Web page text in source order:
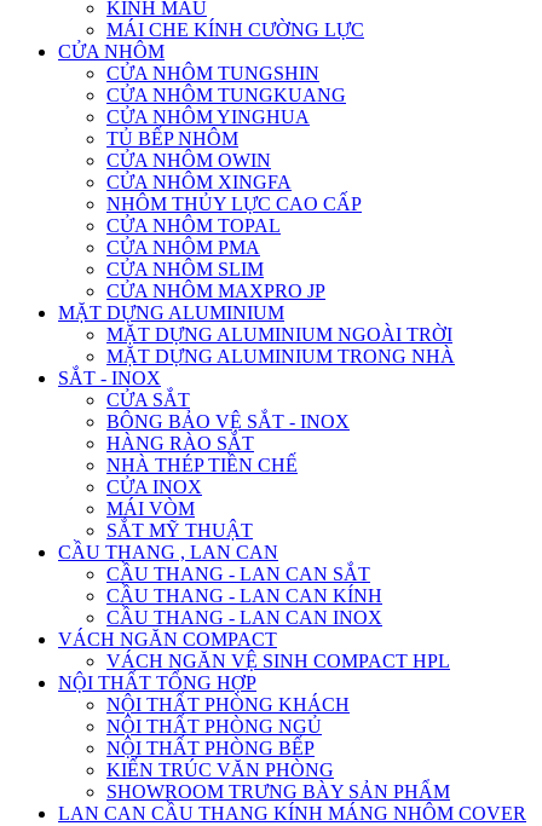
KÍNH MÀU
MÁI CHE KÍNH CƯỜNG LỰC
CỬA NHÔM
CỬA NHÔM TUNGSHIN
CỬA NHÔM TUNGKUANG
CỬA NHÔM YINGHUA
TỦ BẾP NHÔM
CỬA NHÔM OWIN
CỬA NHÔM XINGFA
NHÔM THỦY LỰC CAO CẤP
CỬA NHÔM TOPAL
CỬA NHÔM PMA
CỬA NHÔM SLIM
CỬA NHÔM MAXPRO JP
MẶT DỰNG ALUMINIUM
MẶT DỰNG ALUMINIUM NGOÀI TRỜI
MẶT DỰNG ALUMINIUM TRONG NHÀ
SẮT - INOX
CỬA SẮT
BÔNG BẢO VỆ SẮT - INOX
HÀNG RÀO SẮT
NHÀ THÉP TIỀN CHẾ
CỬA INOX
MÁI VÒM
SẮT MỸ THUẬT
CẦU THANG , LAN CAN
CẦU THANG - LAN CAN SẮT
CẦU THANG - LAN CAN KÍNH
CẦU THANG - LAN CAN INOX
VÁCH NGĂN COMPACT
VÁCH NGĂN VỆ SINH COMPACT HPL
NỘI THẤT TỔNG HỢP
NỘI THẤT PHÒNG KHÁCH
NỘI THẤT PHÒNG NGỦ
NỘI THẤT PHÒNG BẾP
KIẾN TRÚC VĂN PHÒNG
SHOWROOM TRƯNG BÀY SẢN PHẨM
LAN CAN CẦU THANG KÍNH MÁNG NHÔM COVER